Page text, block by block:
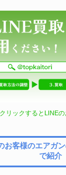
リックするとLINEの
お客様のエアガ
で紹介